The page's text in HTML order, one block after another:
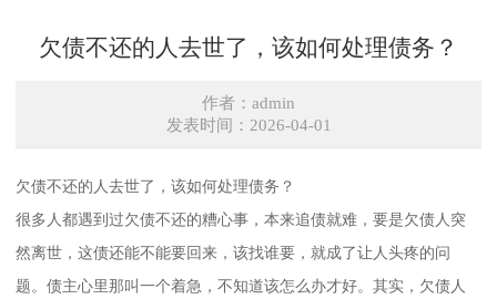
欠债不还的人去世了，该如何处理债务？
作者：admin
发表时间：2026-04-01
欠债不还的人去世了，该如何处理债务？
很多人都遇到过欠债不还的糟心事，本来追债就难，要是欠债人突
然离世，这债还能不能要回来，该找谁要，就成了让人头疼的问
题。债主心里那叫一个着急，不知道该怎么办才好。其实，欠债人